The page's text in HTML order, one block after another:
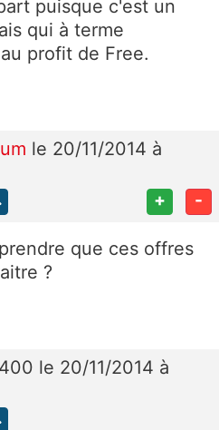
puisque c'est un
qui à terme
profit de Free.
le 20/11/2014 à
+ -
que ces offres
?
le 20/11/2014 à